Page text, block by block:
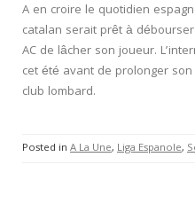
A en croire le quotidien
catalan serait prêt à
AC de lâcher son joueur.
cet été avant de prolonger
club lombard.
Posted in A La Une, Liga Espanole,